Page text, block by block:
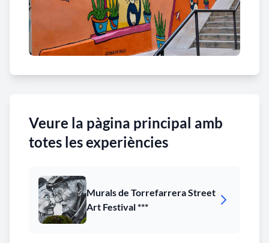
Veure la pàgina principal amb
totes les experiències
Murals de Torrefarrera Street
Art Festival ***